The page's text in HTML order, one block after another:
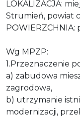
LOKALIZACJA:
Strumień, powiat
POWIERZCHNIA:
Wg MPZP:
1.Przeznaczenie
a) zabudowa
zagrodowa,
b) utrzymanie
modernizacji,